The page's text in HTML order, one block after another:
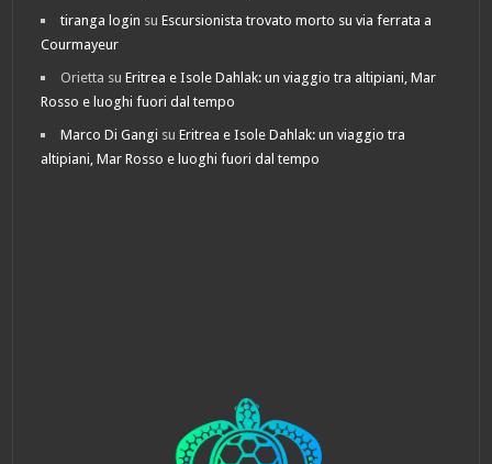
tiranga login suEscursionista trovato morto su via ferrata a
Courmayeur
Orietta suEritrea e Isole Dahlak: un viaggio tra altipiani, Mar
Rosso e luoghi fuori dal tempo
Marco Di Gangi suEritrea e Isole Dahlak: un viaggio tra
altipiani, Mar Rosso e luoghi fuori dal tempo